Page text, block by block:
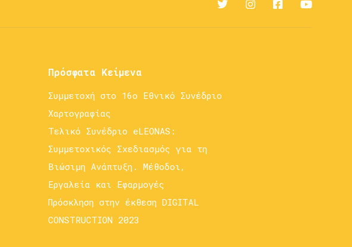
Πρόσφατα Κείμενα
Συμμετοχή στο 16ο Εθνικό Συνέδριο
Χαρτογραφίας
Τελικό Συνέδριο eLEONAS:
Συμμετοχικός Σχεδιασμός για τη
Βιώσιμη Ανάπτυξη. Μέθοδοι,
Εργαλεία και Εφαρμογές
Πρόσκληση στην έκθεση DIGITAL
CONSTRUCTION 2023